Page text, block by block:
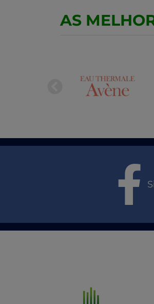
AS